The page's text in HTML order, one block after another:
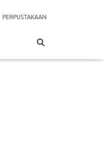
PERPUSTAKAAN